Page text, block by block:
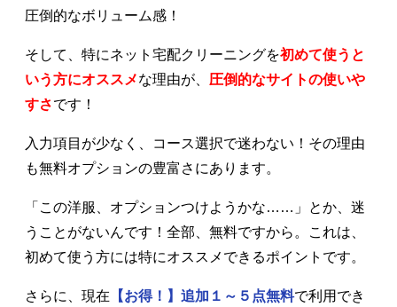
圧倒的なボリューム感！
そして、特にネット宅配クリーニングを初めて使うと
いう方にオススメな理由が、 圧倒的なサイトの使いや
すさです！
入力項目が少なく、コース選択で迷わない！その理由
も無料オプションの豊富さにあります。
「この洋服、オプションつけようかな……」とか、迷
うことがないんです！全部、無料ですから。これは、
初めて使う方には特にオススメできるポイントです。
さらに、現在 【お得！】追加１～５点無料で利用でき